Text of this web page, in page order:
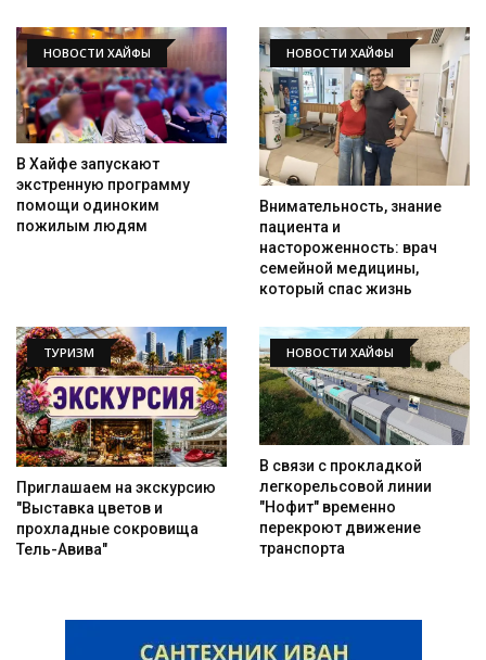
НОВОСТИ ХАЙФЫ
В Хайфе запускают
экстренную программу
помощи одиноким
пожилым людям
НОВОСТИ ХАЙФЫ
Внимательность, знание
пациента и
настороженность: врач
семейной медицины,
который спас жизнь
ТУРИЗМ
Приглашаем на экскурсию
"Выставка цветов и
прохладные сокровища
Тель-Авива"
НОВОСТИ ХАЙФЫ
В связи с прокладкой
легкорельсовой линии
"Нофит" временно
перекроют движение
транспорта